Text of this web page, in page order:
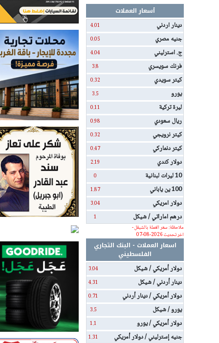
أسعار العملات
دينار اردني
4.01
جنيه مصري 0.05
ج. استرليني 4.04
فرنك سويسري 3.8
كيتر سويدي 0.32
يورو 3.5
ليرة تركية 0.11
ريال سعودي 0.98
كيتر نرويجي 0.32
كيتر دنماركي 0.47
دولار كندي 2.19
10 ليرات لبنانية 0
100 ين ياباني 1.87
دولار امريكي 3.04
درهم اماراتي / شيكل
1
ملاحظة: سعر العملة بالشيقل -
اخر تحديث 2026-08-07
اسعار العملات - البنك التجاري
الفلسطيني
دولار أمريكي / شيكل
3.04
دينار أردني / شيكل 4.31
دولار أمريكي / دينار أردني 0.71
يورو / شيكل 3.5
دولار أمريكي / يورو 1.1
جنيه إسترليني / دولار أمريكي 1.31